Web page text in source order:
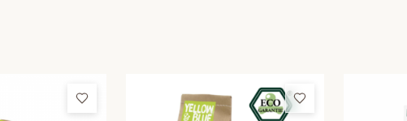
Добави в любими Добави в